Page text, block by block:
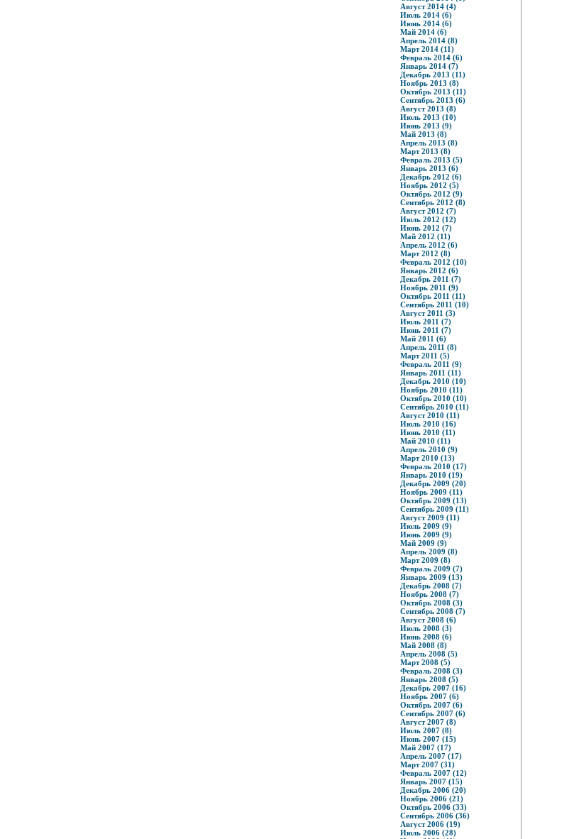
Август 2014 (4)
Июль 2014 (6)
Июнь 2014 (6)
Май 2014 (6)
Апрель 2014 (8)
Март 2014 (11)
Февраль 2014 (6)
Январь 2014 (7)
Декабрь 2013 (11)
Ноябрь 2013 (8)
Октябрь 2013 (11)
Сентябрь 2013 (6)
Август 2013 (8)
Июль 2013 (10)
Июнь 2013 (9)
Май 2013 (8)
Апрель 2013 (8)
Март 2013 (8)
Февраль 2013 (5)
Январь 2013 (6)
Декабрь 2012 (6)
Ноябрь 2012 (5)
Октябрь 2012 (9)
Сентябрь 2012 (8)
Август 2012 (7)
Июль 2012 (12)
Июнь 2012 (7)
Май 2012 (11)
Апрель 2012 (6)
Март 2012 (8)
Февраль 2012 (10)
Январь 2012 (6)
Декабрь 2011 (7)
Ноябрь 2011 (9)
Октябрь 2011 (11)
Сентябрь 2011 (10)
Август 2011 (3)
Июль 2011 (7)
Июнь 2011 (7)
Май 2011 (6)
Апрель 2011 (8)
Март 2011 (5)
Февраль 2011 (9)
Январь 2011 (11)
Декабрь 2010 (10)
Ноябрь 2010 (11)
Октябрь 2010 (10)
Сентябрь 2010 (11)
Август 2010 (11)
Июль 2010 (16)
Июнь 2010 (11)
Май 2010 (11)
Апрель 2010 (9)
Март 2010 (13)
Февраль 2010 (17)
Январь 2010 (19)
Декабрь 2009 (20)
Ноябрь 2009 (11)
Октябрь 2009 (13)
Сентябрь 2009 (11)
Август 2009 (11)
Июль 2009 (9)
Июнь 2009 (9)
Май 2009 (9)
Апрель 2009 (8)
Март 2009 (8)
Февраль 2009 (7)
Январь 2009 (13)
Декабрь 2008 (7)
Ноябрь 2008 (7)
Октябрь 2008 (3)
Сентябрь 2008 (7)
Август 2008 (6)
Июль 2008 (3)
Июнь 2008 (6)
Май 2008 (8)
Апрель 2008 (5)
Март 2008 (5)
Февраль 2008 (3)
Январь 2008 (5)
Декабрь 2007 (16)
Ноябрь 2007 (6)
Октябрь 2007 (6)
Сентябрь 2007 (6)
Август 2007 (8)
Июль 2007 (8)
Июнь 2007 (15)
Май 2007 (17)
Апрель 2007 (17)
Март 2007 (31)
Февраль 2007 (12)
Январь 2007 (15)
Декабрь 2006 (20)
Ноябрь 2006 (21)
Октябрь 2006 (33)
Сентябрь 2006 (36)
Август 2006 (19)
Июль 2006 (28)